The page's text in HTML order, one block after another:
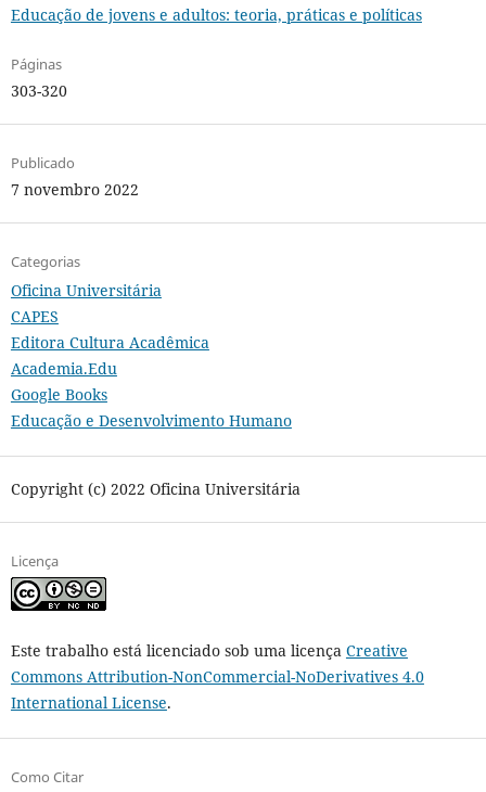
Educação de jovens e adultos: teoria, práticas e políticas
Páginas
303-320
Publicado
7 novembro 2022
Categorias
Oficina Universitária
CAPES
Editora Cultura Acadêmica
Academia.Edu
Google Books
Educação e Desenvolvimento Humano
Copyright (c) 2022 Oficina Universitária
Licença
Este trabalho está licenciado sob uma licença Creative
Commons Attribution-NonCommercial-NoDerivatives 4.0
International License.
Como Citar